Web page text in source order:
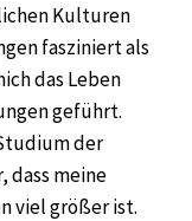
Kulturen
fasziniert als
das Leben
geführt.
der
dass meine
viel größer ist.